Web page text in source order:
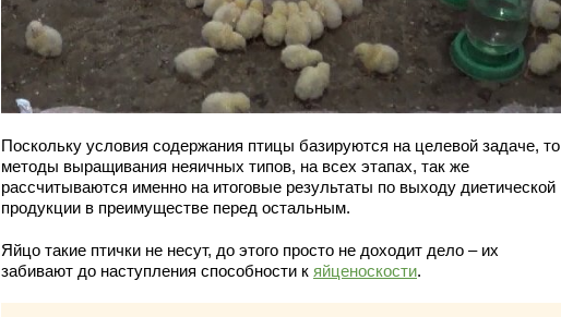
Поскольку условия содержания птицы базируются на целевой задаче, то
методы выращивания неяичных типов, на всех этапах, так же
рассчитываются именно на итоговые результаты по выходу диетической
продукции в преимуществе перед остальным.
Яйцо такие птички не несут, до этого просто не доходит дело – их
забивают до наступления способности к яйценоскости.